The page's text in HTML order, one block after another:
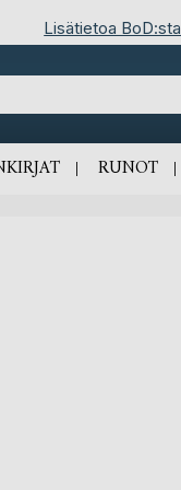
Lisätietoa BoD:sta
RUNOT